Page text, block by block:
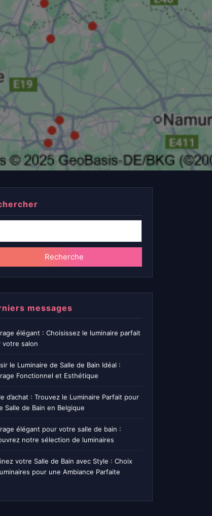
Recherche
messages
élégant : Choisissez le luminaire parfait
votre salon
le Luminaire de Salle de Bain Idéal :
Fonctionnel et Esthétique
d’achat : Trouvez le Luminaire Parfait pour
Salle de Bain en Belgique
élégant pour votre salle de bain :
notre sélection de luminaires
votre Salle de Bain avec Style : Choix
pour une Ambiance Parfaite